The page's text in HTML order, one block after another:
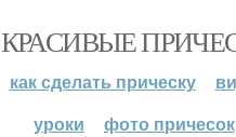
КРАСИВЫЕ
как сделать прическу
уроки
фото причесок